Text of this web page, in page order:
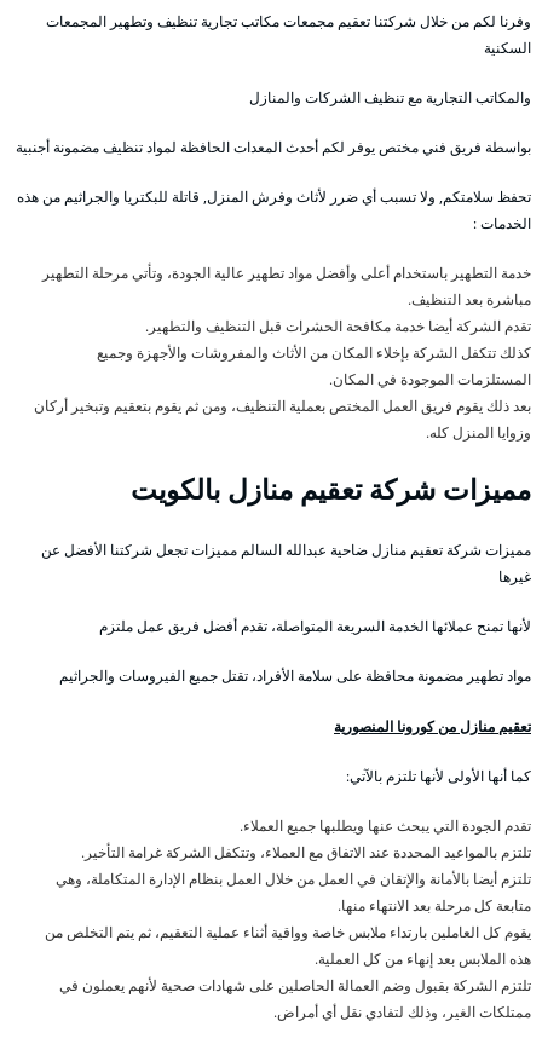
وفرنا لكم من خلال شركتنا تعقيم مجمعات مكاتب تجارية تنظيف وتطهير المجمعات
السكنية
والمكاتب التجارية مع تنظيف الشركات والمنازل
بواسطة فريق فني مختص يوفر لكم أحدث المعدات الحافظة لمواد تنظيف مضمونة أجنبية
تحفظ سلامتكم, ولا تسبب أي ضرر لأثاث وفرش المنزل, قاتلة للبكتريا والجراثيم من هذه
الخدمات :
خدمة التطهير باستخدام أعلى وأفضل مواد تطهير عالية الجودة، وتأتي مرحلة التطهير
مباشرة بعد التنظيف.
تقدم الشركة أيضا خدمة مكافحة الحشرات قبل التنظيف والتطهير.
كذلك تتكفل الشركة بإخلاء المكان من الأثاث والمفروشات والأجهزة وجميع
المستلزمات الموجودة في المكان.
بعد ذلك يقوم فريق العمل المختص بعملية التنظيف، ومن ثم يقوم بتعقيم وتبخير أركان
وزوايا المنزل كله.
مميزات شركة تعقيم منازل بالكويت
مميزات شركة تعقيم منازل ضاحية عبدالله السالم مميزات تجعل شركتنا الأفضل عن
غيرها
لأنها تمنح عملائها الخدمة السريعة المتواصلة، تقدم أفضل فريق عمل ملتزم
مواد تطهير مضمونة محافظة على سلامة الأفراد، تقتل جميع الفيروسات والجراثيم
تعقيم منازل من كورونا المنصورية
كما أنها الأولى لأنها تلتزم بالآتي:
تقدم الجودة التي يبحث عنها ويطلبها جميع العملاء.
تلتزم بالمواعيد المحددة عند الاتفاق مع العملاء، وتتكفل الشركة غرامة التأخير.
تلتزم أيضا بالأمانة والإتقان في العمل من خلال العمل بنظام الإدارة المتكاملة، وهي
متابعة كل مرحلة بعد الانتهاء منها.
يقوم كل العاملين بارتداء ملابس خاصة وواقية أثناء عملية التعقيم، ثم يتم التخلص من
هذه الملابس بعد إنهاء من كل العملية.
تلتزم الشركة بقبول وضم العمالة الحاصلين على شهادات صحية لأنهم يعملون في
ممتلكات الغير، وذلك لتفادي نقل أي أمراض.